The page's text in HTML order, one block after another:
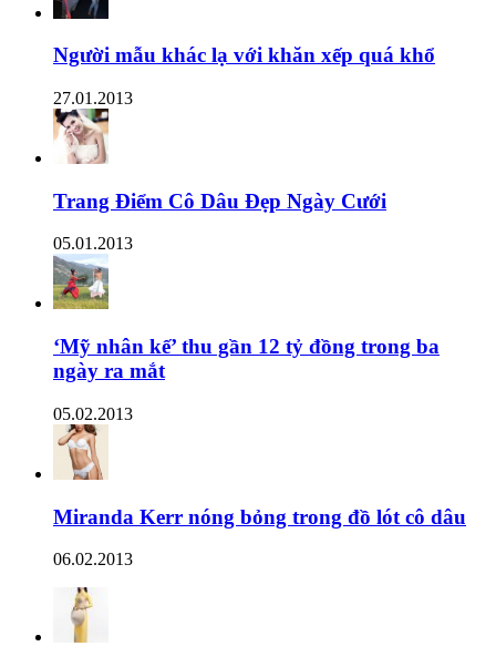
Người mẫu khác lạ với khăn xếp quá khổ
27.01.2013
Trang Điểm Cô Dâu Đẹp Ngày Cưới
05.01.2013
‘Mỹ nhân kế’ thu gần 12 tỷ đồng trong ba
ngày ra mắt
05.02.2013
Miranda Kerr nóng bỏng trong đồ lót cô dâu
06.02.2013